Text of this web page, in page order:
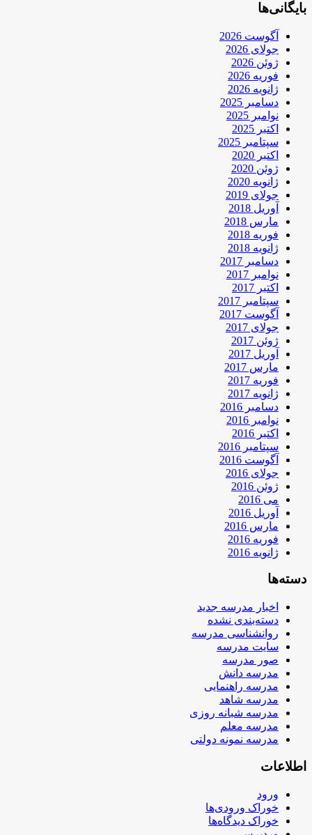
بایگانی‌ها
آگوست 2026
جولای 2026
ژوئن 2026
فوریه 2026
ژانویه 2026
دسامبر 2025
نوامبر 2025
اکتبر 2025
سپتامبر 2025
اکتبر 2020
ژوئن 2020
ژانویه 2020
جولای 2019
آوریل 2018
مارس 2018
فوریه 2018
ژانویه 2018
دسامبر 2017
نوامبر 2017
اکتبر 2017
سپتامبر 2017
آگوست 2017
جولای 2017
ژوئن 2017
آوریل 2017
مارس 2017
فوریه 2017
ژانویه 2017
دسامبر 2016
نوامبر 2016
اکتبر 2016
سپتامبر 2016
آگوست 2016
جولای 2016
ژوئن 2016
می 2016
آوریل 2016
مارس 2016
فوریه 2016
ژانویه 2016
دسته‌ها
اخبار مدرسه جدید
دسته‌بندی نشده
روانشناسی مدرسه
سایت مدرسه
صور مدرسه
مدرسه دانش
مدرسه راهنمایی
مدرسه شاهد
مدرسه شبانه روزی
مدرسه معلم
مدرسه نمونه دولتی
اطلاعات
ورود
خوراک ورودی‌ها
خوراک دیدگاه‌ها